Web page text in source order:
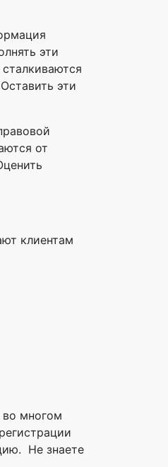
эти
эти
от
клиентам
во многом
Не знаете